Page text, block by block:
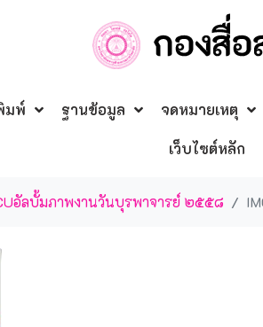
มพ์ ฐานข้อมูล จดหมายเหตุ
เว็บไซต์หลัก
อัลบั้มภาพงานวันบุรพาจารย์ ๒๕๕๘